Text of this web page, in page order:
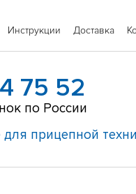
Инструкции Доставка
75 52
по России
прицепной